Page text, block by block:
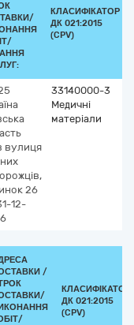
КЛАСИФІКАТОР
ДК 021:2015
(CPV)
вулиця
26
12-
33140000-3
Медичні
матеріали
/
КЛАСИФІКАТОР
ДК 021:2015
(CPV)